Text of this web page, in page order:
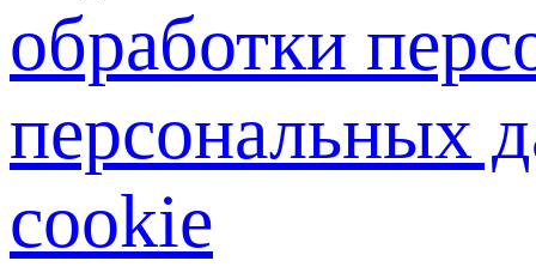
обработки
персональных
cookie